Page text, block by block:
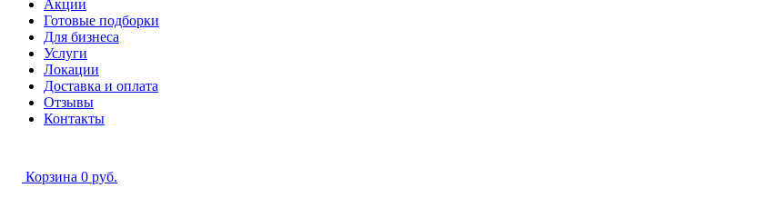
Акции
Готовые подборки
Для бизнеса
Услуги
Локации
Доставка и оплата
Отзывы
Контакты
Корзина 0 руб.